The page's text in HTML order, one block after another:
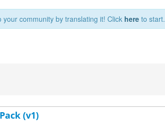
community by translating it! Click here to start.
(v1)